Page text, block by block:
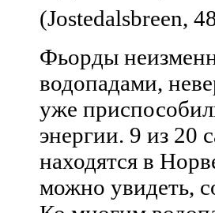
(Jostedalsbreen,
Фьорды
водопадами,
уже
энергии. 9 из 20
находятся в
можно увидеть,